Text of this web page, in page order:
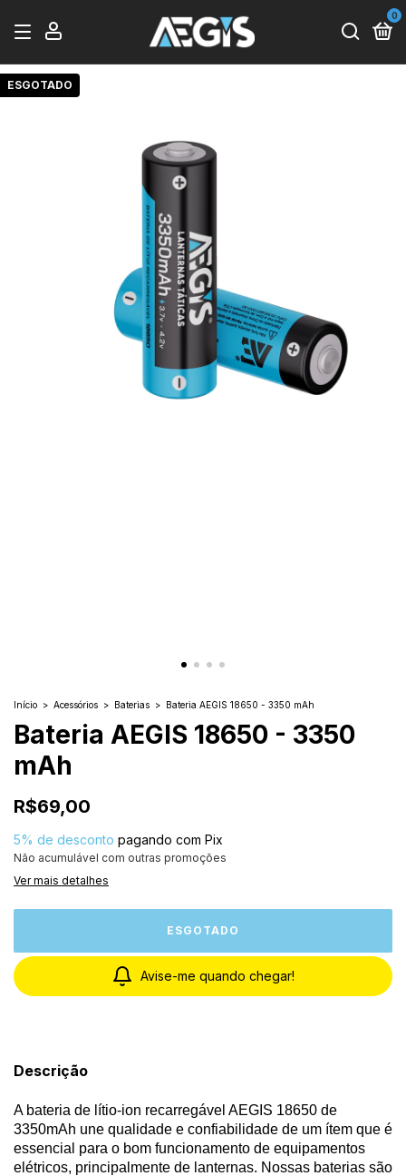
0
ESGOTADO
Início > Acessórios > Baterias > Bateria AEGIS 18650 - 3350 mAh
Bateria AEGIS 18650 - 3350
mAh
R$69,00
5% de desconto pagando com Pix
Não acumulável com outras promoções
Ver mais detalhes
Avise-me quando chegar!
Descrição
A bateria de lítio-ion recarregável AEGIS 18650 de
3350mAh une qualidade e confiabilidade de um ítem que é
essencial para o bom funcionamento de equipamentos
elétricos, principalmente de lanternas. Nossas baterias são